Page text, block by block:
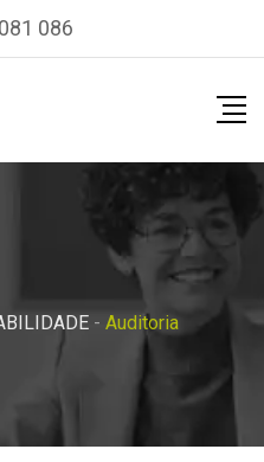
086
- Auditoria